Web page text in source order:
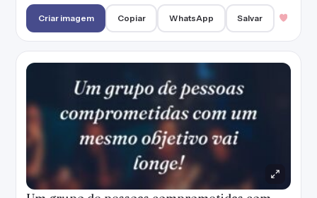
Criar imagem Copiar WhatsApp Salvar